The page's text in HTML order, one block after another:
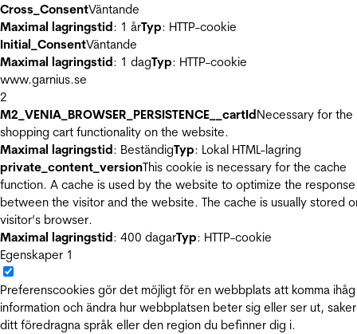
Cross_ConsentVäntande
Maximal lagringstid: 1 årTyp: HTTP-cookie
Initial_ConsentVäntande
Maximal lagringstid: 1 dagTyp: HTTP-cookie
www.garnius.se
2
M2_VENIA_BROWSER_PERSISTENCE__cartIdNecessary for the
shopping cart functionality on the website.
Maximal lagringstid: BeständigTyp: Lokal HTML-lagring
private_content_versionThis cookie is necessary for the cache
function. A cache is used by the website to optimize the
between the visitor and the website. The cache is usually stored
visitor’s browser.
Maximal lagringstid: 400 dagarTyp: HTTP-cookie
Egenskaper 1
Preferenscookies gör det möjligt för en webbplats att komma ihåg
information och ändra hur webbplatsen beter sig eller ser ut,
ditt föredragna språk eller den region du befinner dig i.